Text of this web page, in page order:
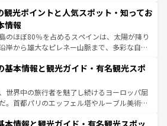
ーナの美しい田園風景やアマルフィ海岸の絶
景観も見逃せない。観光の合間には、本場の
など、絶品のイタリア料理を堪能することも
覚めてから夜眠るまで、すべての瞬間を楽し
イタリア情報はコンテンツ一覧を参照してほ
観光ポイントと人気スポット・知ってお
情報
のほぼ80％を占めるスペインは、太陽が降り
岸から雄大なピレネー山脈まで、多彩な自然
この国では、情熱的なフラメンコ、熱気あふ
して美味しいタパスが生活の一部となってい
リードの洗練された雰囲気や、バルセロナの
た街角から、地方では古代ローマ遺跡や中世
よって風土や気候が異なるスペインはその個
基本情報と観光ガイド・有名観光スポ
世界中の旅行者を魅了し続けるヨーロッパ屈
。首都パリのエッフェル塔やルーブル美術館
力が詰まっている。華麗な宮殿、歴史的な大
本情報と観光ガイド・有名観光スポッ